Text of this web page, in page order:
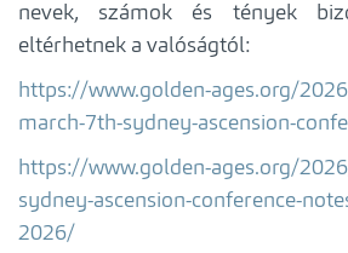
nevek, számok és tények
eltérhetnek a valóságtól:
https://www.golden-ages.org/
march-7th-sydney-ascension-
https://www.golden-ages.org/
sydney-ascension-conference-
2026/